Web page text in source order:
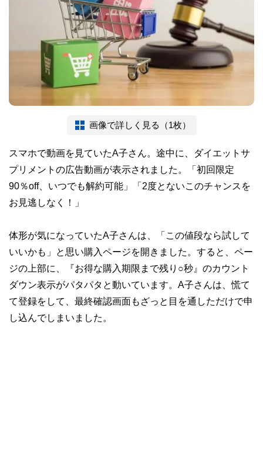
画像で詳しく見る（1枚）
スマホで動画を見ていたA子さん。途中に、ダイエットサ
プリメントの広告動画が表示されました。「初回限定
90％off、いつでも解約可能」「2度とないこのチャンスを
お見逃しなく！」
体形が気になっていたA子さんは、「この値段なら試して
いいかも」と思い購入ページを開きました。すると、ペー
ジの上部に、『お得な購入期限まで残り○秒』のカウント
ダウン表示がパタパタと動いています。A子さんは、慌て
て登録をして、最終確認画面もざっと目を通しただけで申
し込んでしまいました。